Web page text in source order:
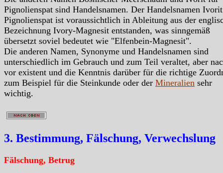
Pignolienspat sind Handelsnamen. Der Handelsnamen
Pignolienspat ist voraussichtlich in Ableitung aus der
Bezeichnung Ivory-Magnesit entstanden, was sinngemäß
übersetzt soviel bedeutet wie "Elfenbein-Magnesit".
Die anderen Namen, Synonyme und Handelsnamen sind
unterschiedlich im Gebrauch und zum Teil veraltet, aber
vor existent und die Kenntnis darüber für die richtige
zum Beispiel für die Steinkunde oder der Mineralien sehr
wichtig.
3. Bestimmung, Fälschung, Verwechslung
Fälschung, Betrug